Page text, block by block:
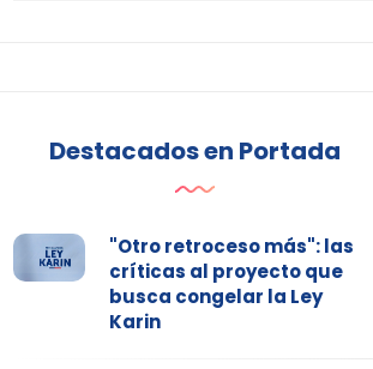
Destacados en Portada
"Otro retroceso más": las
críticas al proyecto que
busca congelar la Ley
Karin